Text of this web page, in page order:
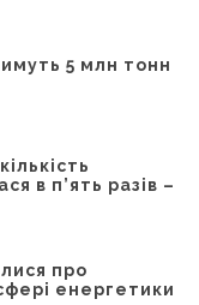
5 млн тонн
в п’ять разів –
про
енергетики